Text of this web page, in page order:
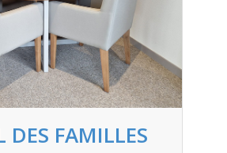
DES FAMILLES